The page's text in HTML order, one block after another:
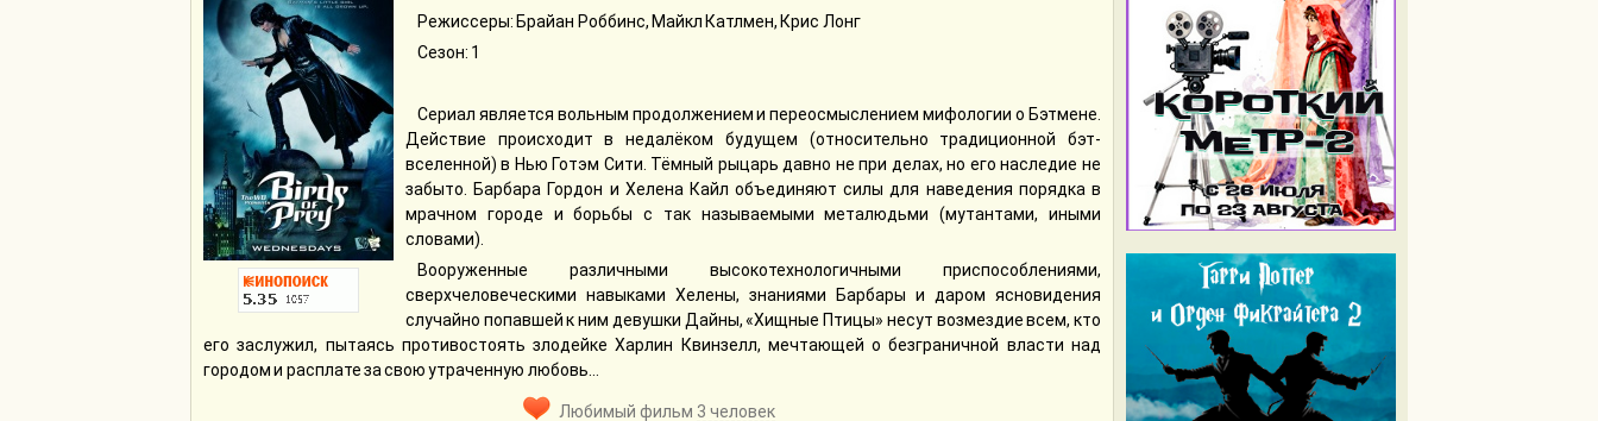
Режиссеры: Брайан Роббинс, Майкл Катлмен, Крис Лонг
Сезон: 1
Сериал является вольным продолжением и переосмыслением мифологии о Бэтмене.
Действие происходит в недалёком будущем (относительно традиционной бэт-
вселенной) в Нью Готэм Сити. Тёмный рыцарь давно не при делах, но его наследие не
забыто. Барбара Гордон и Хелена Кайл объединяют силы для наведения порядка в
мрачном городе и борьбы с так называемыми металюдьми (мутантами, иными
словами).
Вооруженные различными высокотехнологичными приспособлениями,
сверхчеловеческими навыками Хелены, знаниями Барбары и даром ясновидения
случайно попавшей к ним девушки Дайны, «Хищные Птицы» несут возмездие всем, кто
его заслужил, пытаясь противостоять злодейке Харлин Квинзелл, мечтающей о безграничной власти над
городом и расплате за свою утраченную любовь…
Любимый фильм 3 человек